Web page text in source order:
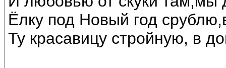
Ёлку под Новый год
Ту красавицу стройную, в